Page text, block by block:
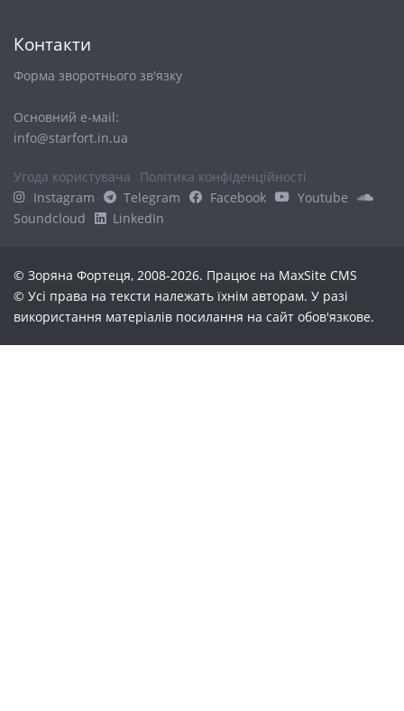
Контакти
Форма зворотнього зв'язку
Основний е-маіl:
info@starfort.in.ua
Угода користувача
Політика конфіденційності
Instagram
Telegram Facebook
Youtube
Soundcloud
LinkedIn
© Зоряна Фортеця, 2008-2026. Працює на MaxSite CMS
© Усі права на тексти належать їхнім авторам. У разі
використання матеріалів посилання на сайт обов'язкове.